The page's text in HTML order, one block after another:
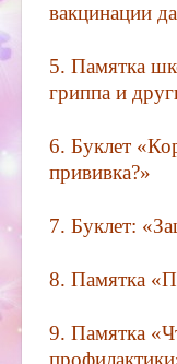
вакцинации
5. Памятка
гриппа и
6. Буклет
прививка?»
7. Буклет:
8. Памятка
9. Памятка